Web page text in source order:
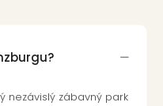
nezávislý zábavný park